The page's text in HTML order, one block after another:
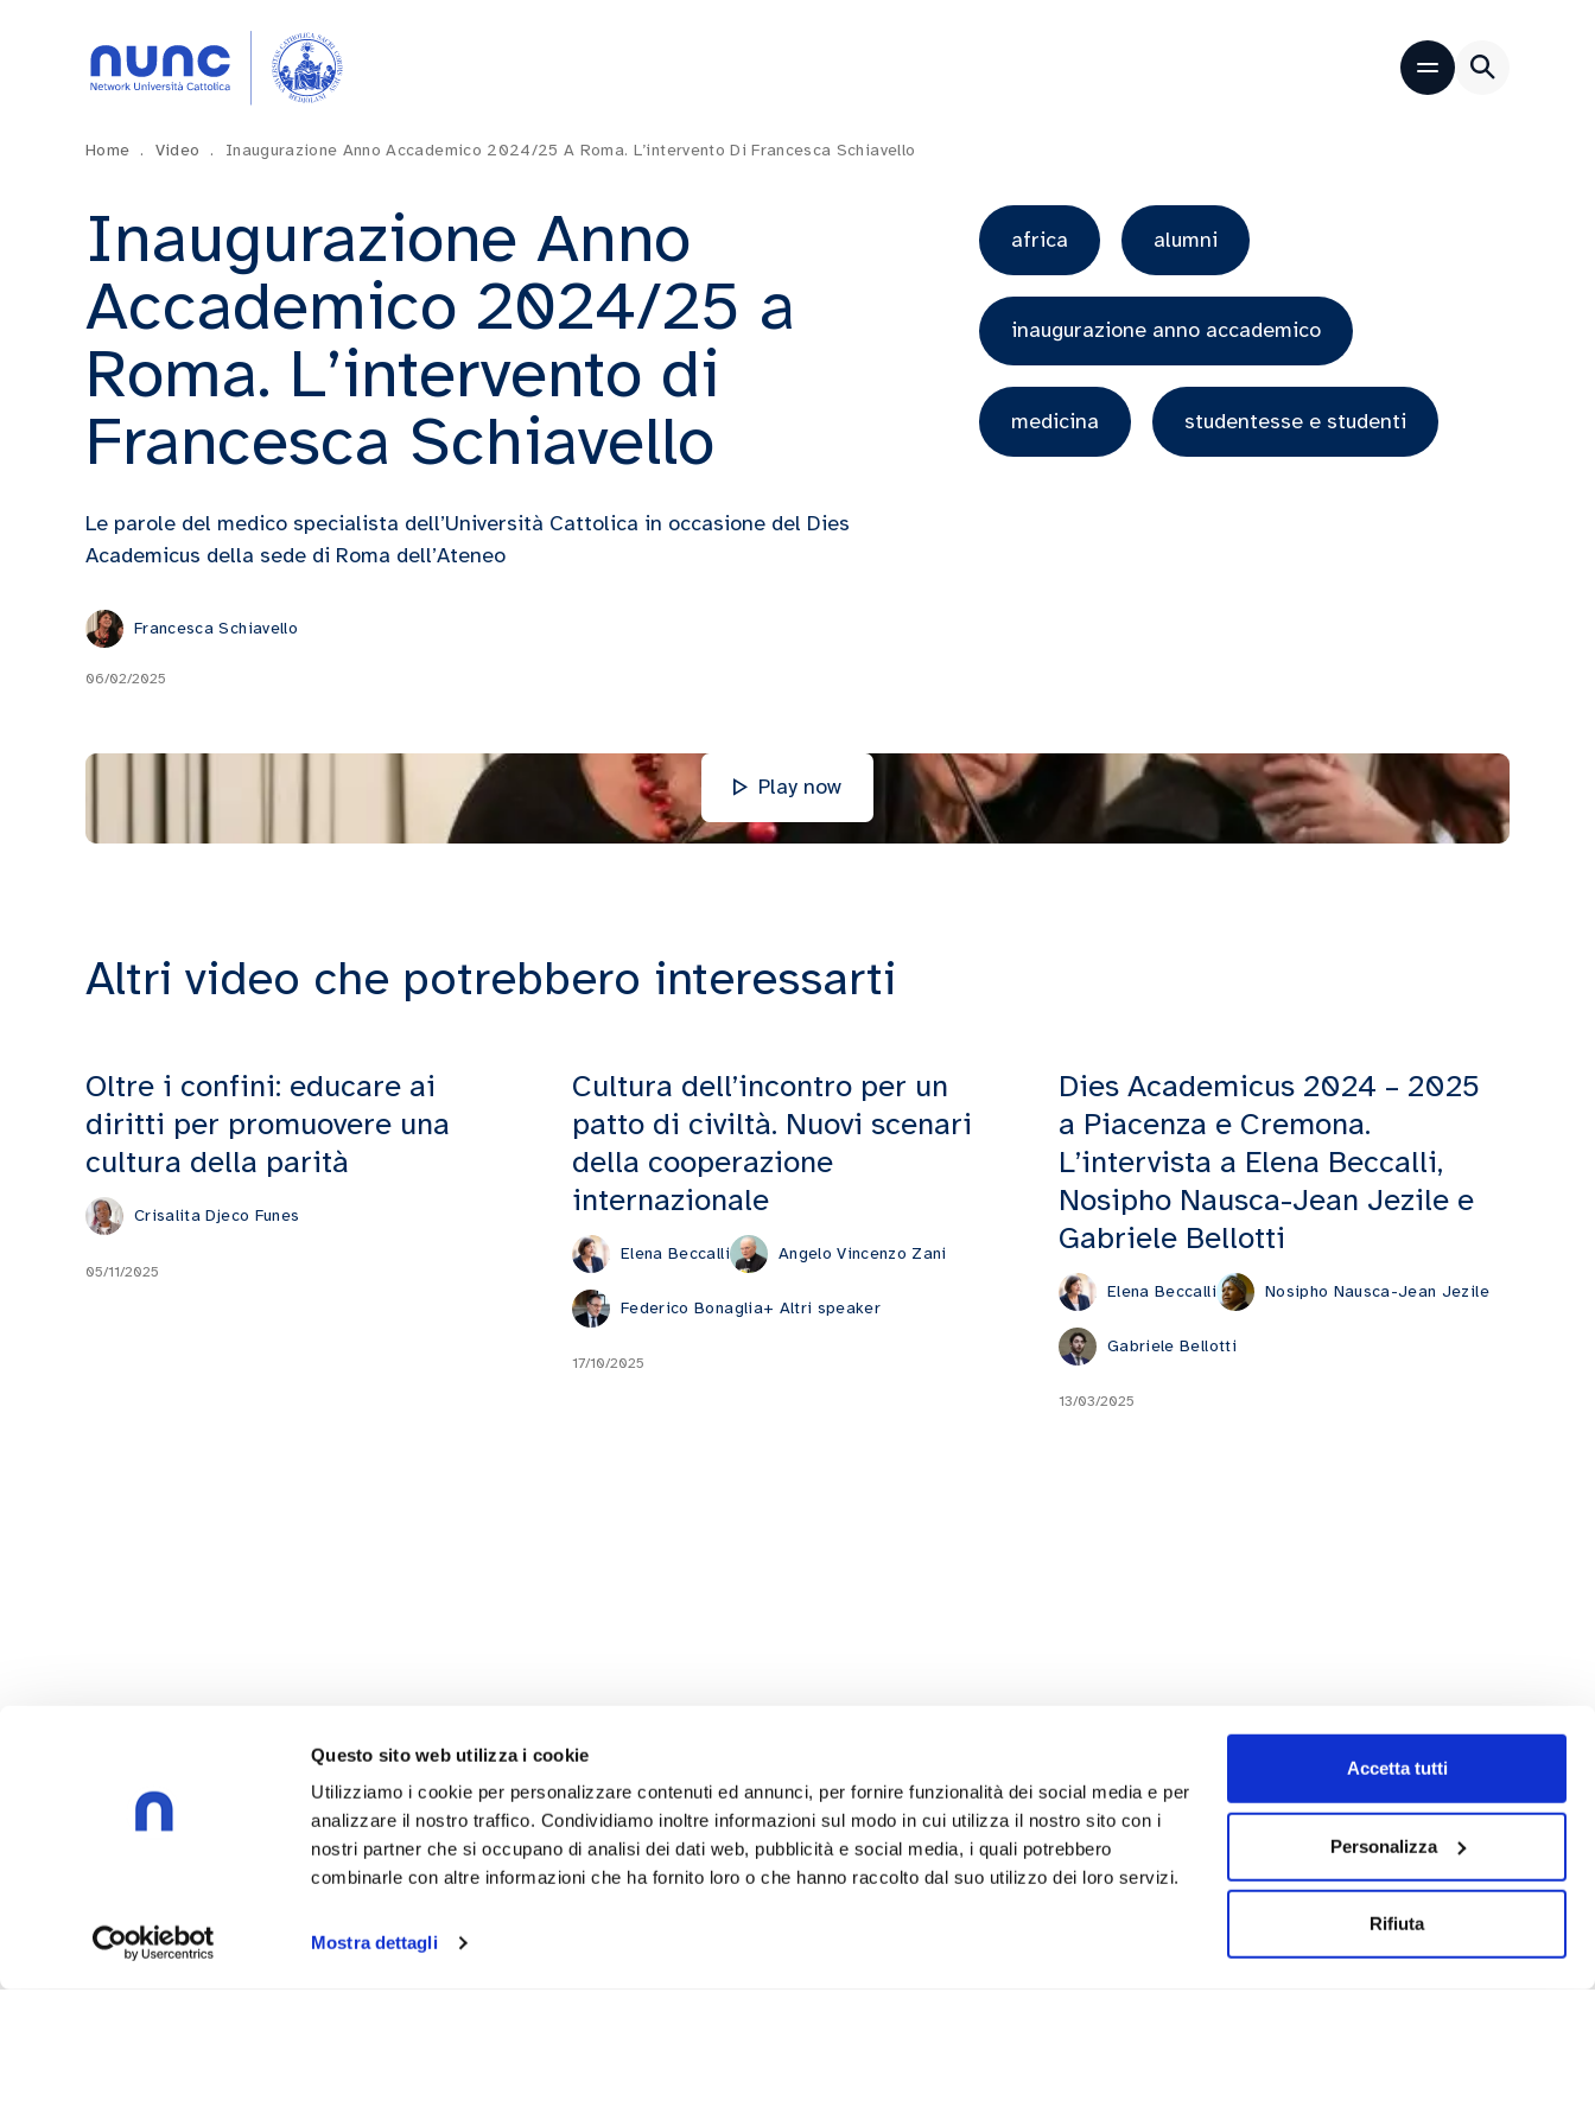
Questo sito web utilizza i cookie
Utilizziamo i cookie per personalizzare contenuti ed annunci, per fornire funzionalità dei social media e per
analizzare il nostro traffico. Condividiamo inoltre informazioni sul modo in cui utilizza il nostro sito con i
nostri partner che si occupano di analisi dei dati web, pubblicità e social media, i quali potrebbero
combinarle con altre informazioni che ha fornito loro o che hanno raccolto dal suo utilizzo dei loro servizi.
Mostra dettagli
Accetta tutti
Personalizza
Rifiuta
Home . Video . Inaugurazione Anno Accademico 2024/25 A Roma. L’intervento Di Francesca Schiavello
Inaugurazione Anno
Accademico 2024/25 a
Roma. L’intervento di
Francesca Schiavello
Le parole del medico specialista dell’Università Cattolica in occasione del Dies
Academicus della sede di Roma dell’Ateneo
Francesca Schiavello
06/02/2025
africa alumni
inaugurazione anno accademico
medicina studentesse e studenti
Play now
Altri video che potrebbero interessarti
Oltre i confini: educare ai
diritti per promuovere una
cultura della parità
Crisalita Djeco Funes
05/11/2025
Cultura dell’incontro per un
patto di civiltà. Nuovi scenari
della cooperazione
internazionale
Elena Beccalli Angelo Vincenzo Zani
Federico Bonaglia+ Altri speaker
17/10/2025
Dies Academicus 2024 – 2025
a Piacenza e Cremona.
L’intervista a Elena Beccalli,
Nosipho Nausca-Jean Jezile e
Gabriele Bellotti
Elena Beccalli Nosipho Nausca-Jean Jezile
Gabriele Bellotti
13/03/2025